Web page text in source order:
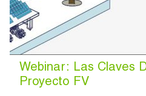
privacidad
Webinar: Las Claves
Proyecto FV